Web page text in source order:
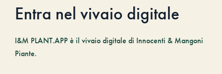
Entra nel vivaio digitale
I&M PLANT.APP è il vivaio digitale di Innocenti & Mangoni
Piante.